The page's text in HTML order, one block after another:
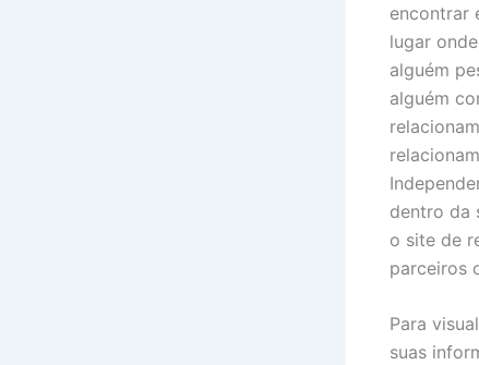
encontrar
lugar
alguém
alguém
dentro da
o site de
parceiros
Para
suas